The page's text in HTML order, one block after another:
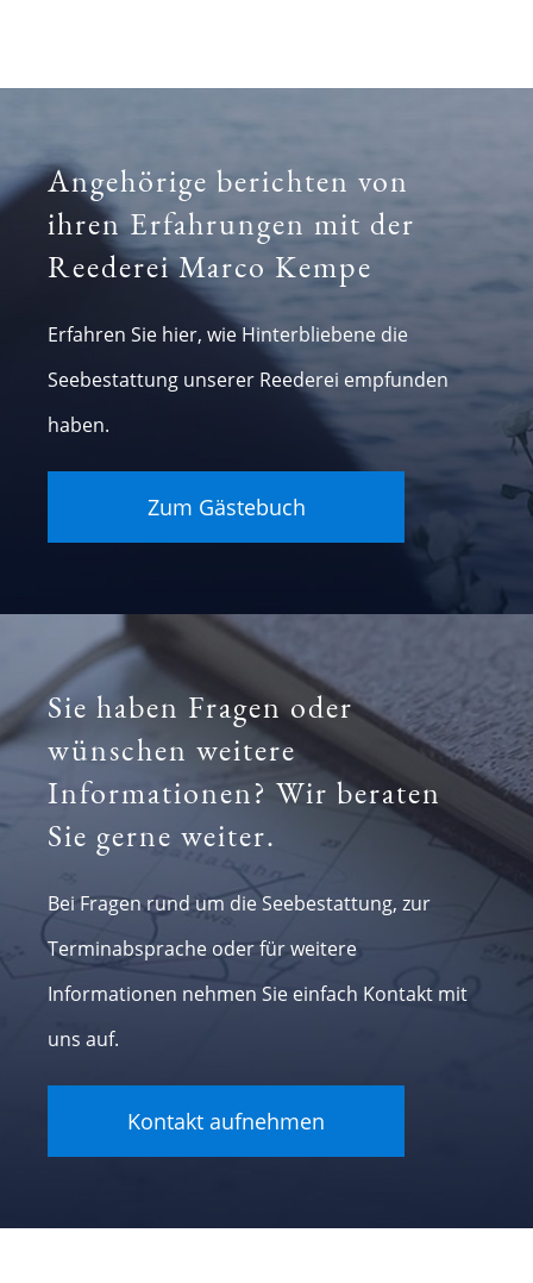
Angehörige berichten von
ihren Erfahrungen mit der
Reederei Marco Kempe
Erfahren Sie hier, wie Hinterbliebene die
Seebestattung unserer Reederei empfunden
haben.
Zum Gästebuch
Sie haben Fragen oder
wünschen weitere
Informationen? Wir beraten
Sie gerne weiter.
Bei Fragen rund um die Seebestattung, zur
Terminabsprache oder für weitere
Informationen nehmen Sie einfach Kontakt mit
uns auf.
Kontakt aufnehmen